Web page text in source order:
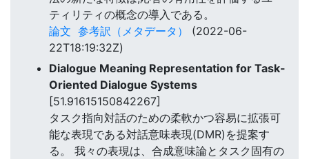
ティリティの概念の導入である。
論文 参考訳（メタデータ）
(2022-06-
22T18:19:32Z)
Dialogue Meaning Representation for Task-
Oriented Dialogue Systems
[51.91615150842267]
タスク指向対話のための柔軟かつ容易に拡張可
能な表現である対話意味表現(DMR)を提案す
る。 我々の表現は、合成意味論とタスク固有の